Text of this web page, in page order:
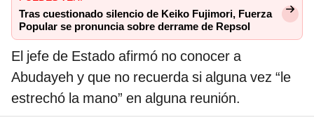
Tras cuestionado silencio de Keiko Fujimori, Fuerza
Popular se pronuncia sobre derrame de Repsol
El jefe de Estado afirmó no conocer a
Abudayeh y que no recuerda si alguna vez “le
estrechó la mano” en alguna reunión.